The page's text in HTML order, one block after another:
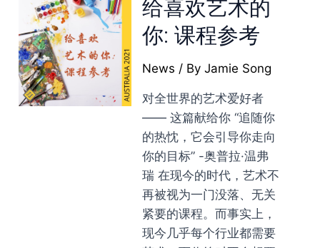
给喜欢艺术的
你: 课程参考
News / ByJamie Song
对全世界的艺术爱好者
—— 这篇献给你 “追随你
的热忱，它会引导你走向
你的目标” -奥普拉·温弗
瑞 在现今的时代，艺术不
再被视为一门没落、无关
紧要的课程。而事实上，
现今几乎每个行业都需要